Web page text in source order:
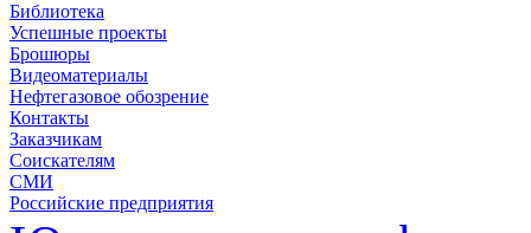
Библиотека
Успешные проекты
Брошюры
Видеоматериалы
Нефтегазовое обозрение
Контакты
Заказчикам
Соискателям
СМИ
Российские предприятия